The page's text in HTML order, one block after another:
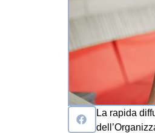
La rapida